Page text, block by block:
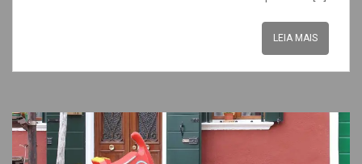
LEIA MAIS